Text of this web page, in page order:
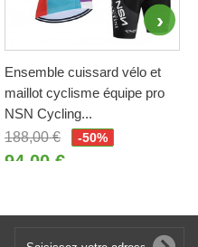
Ensemble cuissard vélo et
maillot cyclisme équipe pro
NSN Cycling...
188,00 €
-50%
94,00 €